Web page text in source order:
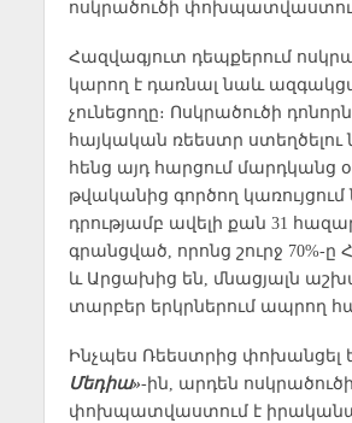
ոսկրածուծի
Հազվագյուտ դեպքերում
կարող է դառնալ նաև
չունեցողը։ Ոսկրածուծի
հայկական ռեեստր
հենց այդ հարցում մարդկանց
թվականից գործող կառույցում
դրությամբ ավելի քան 31
գրանցված, որոնց շուրջ 70%-
և Արցախից են, մնացյալն
տարբեր երկրներում ապրող
Ինչպես Ռեեստրից փոխանցել
Մեդիա»-ին, արդեն ոսկրածուծի
փոխպատվաստում է